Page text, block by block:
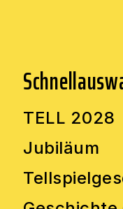
TELL 2028
Jubiläum